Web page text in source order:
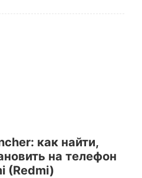
как найти,
на телефон
(Redmi)